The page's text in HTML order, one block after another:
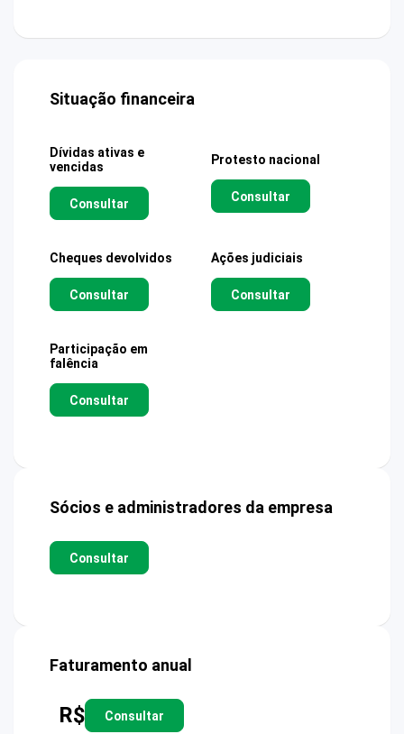
Situação financeira
Dívidas ativas e
vencidas
Consultar
Protesto nacional
Consultar
Cheques devolvidos
Consultar
Ações judiciais
Consultar
Participação em
falência
Consultar
Sócios e administradores da empresa
Consultar
Faturamento anual
R$ Consultar